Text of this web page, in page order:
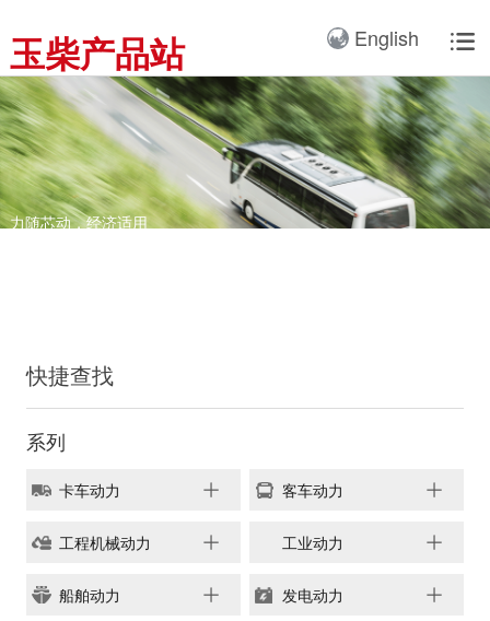
玉柴产品站 
English
产品与解决方案
卡车动力
客车动力
工程机械动力
船舶动力
新能源动力
工业动力
整车
发电系统
智能装备
产品3D展厅
全球服务支持
全球服务网络
服务理念
服务故事
玉柴已在全球拥有完善服
务网络，在国内建立了
12个商用车系统部/驻外
区驻外销售大区、13个
玉柴芯蓝驻外销售大区、
市场部、6400多家服务
全球服务网络
国内服务网络
海外服务网络
服务理念
服务理念与服务承诺
服务政策
我们的公司
关于我们
研发实力
公告
施同心多元化发展的国有
大型企业集团。公司旗下
拥有20多家全资、控
股、参股二级子公司，涉
链、物流及供应链服务，
三大产业板块，在广西、
广东、江苏、安徽、湖
北、重庆、辽宁等地均有
力随芯动，经济适用
快捷查找
系列
卡车动力 客车动力
工程机械动力 工业动力
船舶动力 发电动力